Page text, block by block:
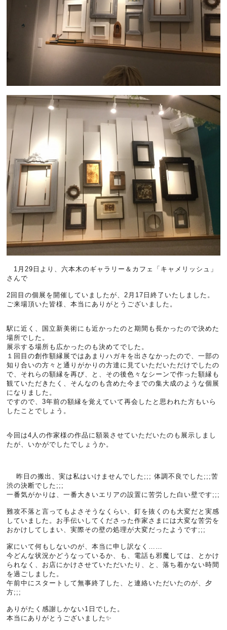
1月29日より、六本木のギャラリー＆カフェ「キャメリッシュ」
さんで
2回目の個展を開催していましたが、2月17日終了いたしました。
ご来場頂いた皆様、本当にありがとうございました。
駅に近く、国立新美術にも近かったのと期間も長かったので決めた
場所でした。
展示する場所も広かったのも決めてでした。
１回目の創作額縁展ではあまりハガキを出さなかったので、一部の
知り合いの方々と通りがかりの方達に見ていただいただけでしたの
で、それらの額縁を再び、と、その後色々なシーンで作った額縁も
観ていただきたく、そんなのも含めた今までの集大成のような個展
になりました。
ですので、3年前の額縁を覚えていて再会したと思われた方もいら
したことでしょう。
今回は4人の作家様の作品に額装させていただいたのも展示しまし
たが、いかがでしたでしょうか。
昨日の搬出、実は私はいけませんでした;;; 体調不良でした;;;苦
渋の決断でした;;;
一番気がかりは、一番大きいエリアの設置に苦労した白い壁です;;;
難攻不落と言ってもよさそうなくらい、釘を抜くのも大変だと実感
していました。お手伝いしてくださった作家さまには大変な苦労を
おかけしてしまい、実際その壁の処理が大変だったようです;;;
家にいて何もしないのが、本当に申し訳なく……
今どんな状況かどうなっているか、も、電話も邪魔しては、とかけ
られなく、お店にかけさせていただいたり、と、落ち着かない時間
を過ごしました。
午前中にスタートして無事終了した、と連絡いただいたのが、夕
方;;;
ありがたく感謝しかない1日でした。
本当にありがとうございました✨